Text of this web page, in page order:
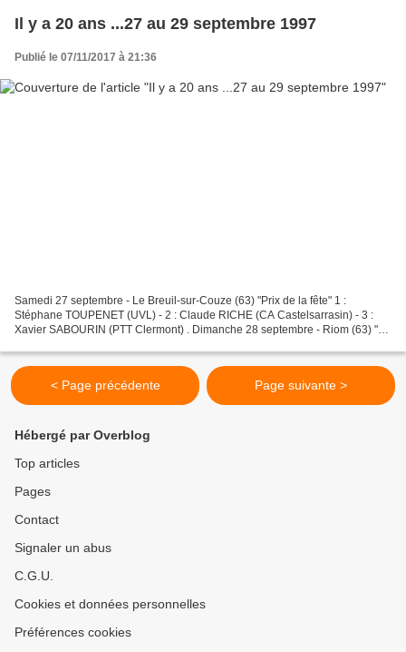
Il y a 20 ans ...27 au 29 septembre 1997
Publié le 07/11/2017 à 21:36
Samedi 27 septembre - Le Breuil-sur-Couze (63) "Prix de la fête" 1 :
Stéphane TOUPENET (UVL) - 2 : Claude RICHE (CA Castelsarrasin) - 3 :
Xavier SABOURIN (PTT Clermont) . Dimanche 28 septembre - Riom (63) "
< Page précédente Page suivante >
Hébergé par Overblog
Top articles
Pages
Contact
Signaler un abus
C.G.U.
Cookies et données personnelles
Préférences cookies